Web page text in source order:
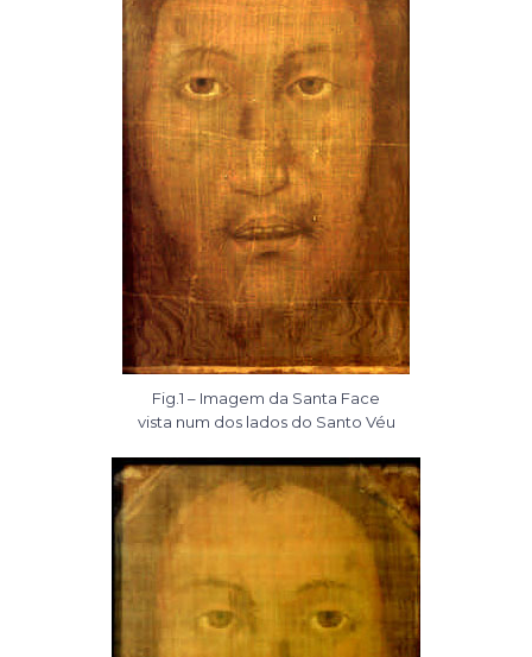
Fig.1 – Imagem da Santa Face
vista num dos lados do Santo Véu